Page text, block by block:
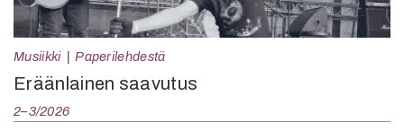
Musiikki Paperilehdestä
Eräänlainen saavutus
2–3/2026